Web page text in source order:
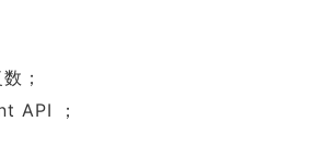
；
API ；